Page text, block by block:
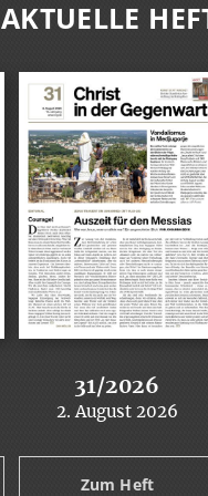
AKTUELLE
31/2026
:
2. August 2026
Zum Heft